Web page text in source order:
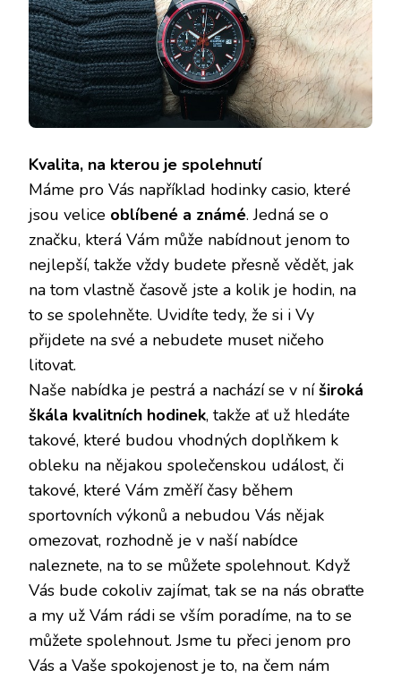
Kvalita, na kterou je spolehnutí
Máme pro Vás například hodinky casio, které
jsou velice oblíbené a známé. Jedná se o
značku, která Vám může nabídnout jenom to
nejlepší, takže vždy budete přesně vědět, jak
na tom vlastně časově jste a kolik je hodin, na
to se spolehněte. Uvidíte tedy, že si i Vy
přijdete na své a nebudete muset ničeho
litovat.
Naše nabídka je pestrá a nachází se v níširoká
škála kvalitních hodinek, takže ať už hledáte
takové, které budou vhodných doplňkem k
obleku na nějakou společenskou událost, či
takové, které Vám změří časy během
sportovních výkonů a nebudou Vás nějak
omezovat, rozhodně je v naší nabídce
naleznete, na to se můžete spolehnout. Když
Vás bude cokoliv zajímat, tak se na nás obraťte
a my už Vám rádi se vším poradíme, na to se
můžete spolehnout. Jsme tu přeci jenom pro
Vás a Vaše spokojenost je to, na čem nám